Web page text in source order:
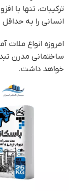
ترکیبات، تنها با
انسانی را به
امروزه انواع
ساختمانی مدرن
خواهد داشت.